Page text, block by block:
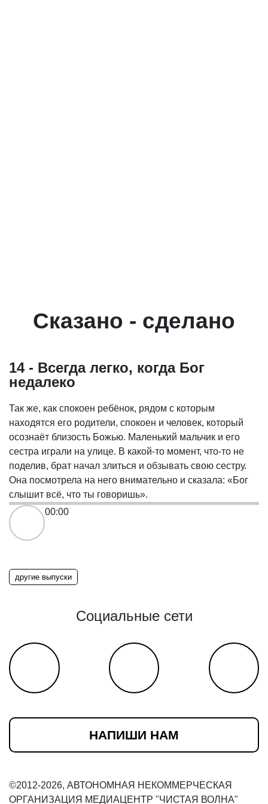
Сказано - сделано
14 - Всегда легко, когда Бог
недалеко
Так же, как спокоен ребёнок, рядом с которым
находятся его родители, спокоен и человек, который
осознаёт близость Божью. Маленький мальчик и его
сестра играли на улице. В какой-то момент, что-то не
поделив, брат начал злиться и обзывать свою сестру.
Она посмотрела на него внимательно и сказала: «Бог
слышит всё, что ты говоришь».
00:00
другие выпуски
Социальные сети
НАПИШИ НАМ
©2012-2026, АВТОНОМНАЯ НЕКОММЕРЧЕСКАЯ
ОРГАНИЗАЦИЯ МЕДИАЦЕНТР "ЧИСТАЯ ВОЛНА"